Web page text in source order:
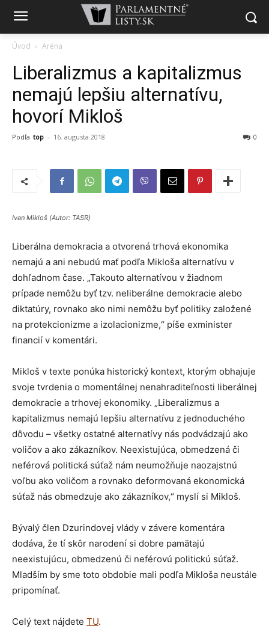
Úvod Aréna
Liberalizmus a kapitalizmus
nemajú lepšiu alternatívu,
hovorí Mikloš
Podľa top - 16. augusta 2018 0
Ivan Mikloš (Autor: TASR)
Liberálna demokracia a otvorená trhová ekonomika
nemajú a ani nebudú mať podľa Mikloša alternatívu v
dohľadnom čase. „Takouto alternatívou v žiadnom
prípade nemôžu byť tzv. neliberálne demokracie alebo
diktatúry, rovnako ako nimi nemôžu byť politiky založené
na protekcionizme a izolacionizme,“ píše exminister
financií v komentári.
Mikloš v texte ponúka historický kontext, ktorým obhajuje
svoje tvrdenia o momentálnej nenahraditeľnosti liberálnej
demokracie a trhovej ekonomiky. „Liberalizmus a
kapitalizmus nemajú lepšiu alternatívu z jednoduchého
dôvodu – všetky ostatné alternatívy nás podvádzajú ako
voličov a ako zákazníkov. Neexistujúca, obmedzená či
neférová politická súťaž nám neumožňuje naozajstnú
voľbu ako voličom a rovnako deformovaná ekonomická
súťaž nás obmedzuje ako zákazníkov,“ myslí si Mikloš.
Bývalý člen Dzurindovej vlády v závere komentára
dodáva, že tí skôr narodení si dobre pamätajú
neexistujúcu, obmedzenú či neférovú politickú súťaž.
Mladším by sme toto obdobie mali podľa Mikloša neustále
pripomínať.
Celý text nájdete TU.